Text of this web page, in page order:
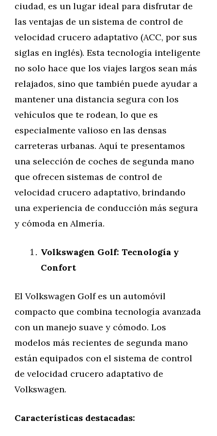
ciudad, es un lugar ideal para disfrutar de
las ventajas de un sistema de control de
velocidad crucero adaptativo (ACC, por sus
siglas en inglés). Esta tecnología inteligente
no solo hace que los viajes largos sean más
relajados, sino que también puede ayudar a
mantener una distancia segura con los
vehículos que te rodean, lo que es
especialmente valioso en las densas
carreteras urbanas. Aquí te presentamos
una selección de coches de segunda mano
que ofrecen sistemas de control de
velocidad crucero adaptativo, brindando
una experiencia de conducción más segura
y cómoda en Almería.
Volkswagen Golf: Tecnología y
Confort
El Volkswagen Golf es un automóvil
compacto que combina tecnología avanzada
con un manejo suave y cómodo. Los
modelos más recientes de segunda mano
están equipados con el sistema de control
de velocidad crucero adaptativo de
Volkswagen.
Características destacadas: